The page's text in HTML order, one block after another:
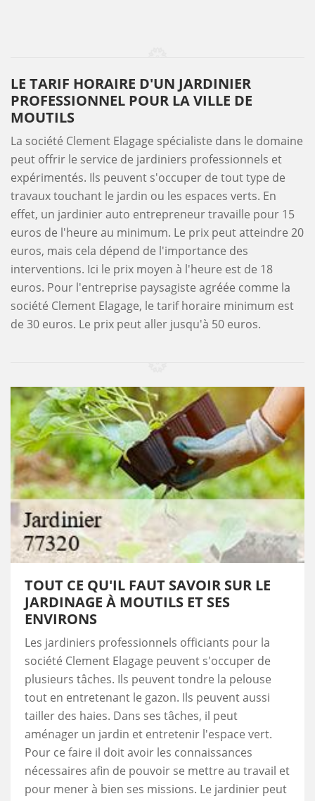
LE TARIF HORAIRE D'UN JARDINIER
PROFESSIONNEL POUR LA VILLE DE
MOUTILS
La société Clement Elagage spécialiste dans le domaine
peut offrir le service de jardiniers professionnels et
expérimentés. Ils peuvent s'occuper de tout type de
travaux touchant le jardin ou les espaces verts. En
effet, un jardinier auto entrepreneur travaille pour 15
euros de l'heure au minimum. Le prix peut atteindre 20
euros, mais cela dépend de l'importance des
interventions. Ici le prix moyen à l'heure est de 18
euros. Pour l'entreprise paysagiste agréée comme la
société Clement Elagage, le tarif horaire minimum est
de 30 euros. Le prix peut aller jusqu'à 50 euros.
TOUT CE QU'IL FAUT SAVOIR SUR LE
JARDINAGE À MOUTILS ET SES
ENVIRONS
Les jardiniers professionnels officiants pour la
société Clement Elagage peuvent s'occuper de
plusieurs tâches. Ils peuvent tondre la pelouse
tout en entretenant le gazon. Ils peuvent aussi
tailler des haies. Dans ses tâches, il peut
aménager un jardin et entretenir l'espace vert.
Pour ce faire il doit avoir les connaissances
nécessaires afin de pouvoir se mettre au travail et
pour mener à bien ses missions. Le jardinier peut